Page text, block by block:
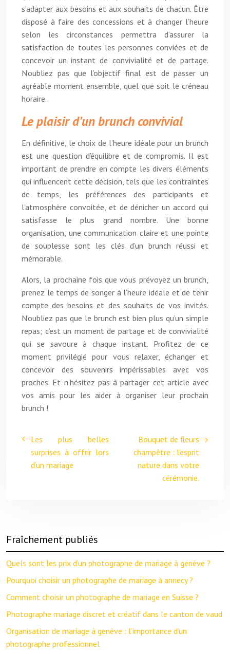
s’adapter aux besoins et aux souhaits de chacun. Être
disposé à faire des concessions et à changer l’heure
selon les circonstances permettra d’assurer la
satisfaction de toutes les personnes conviées et de
concevoir un instant de convivialité et de partage.
N’oubliez pas que l’objectif final est de passer un
agréable moment ensemble, quel que soit le créneau
horaire.
Le plaisir d’un brunch convivial
En définitive, le choix de l’heure idéale pour un brunch
est une question d’équilibre et de compromis. Il est
important de prendre en compte les divers éléments
qui influencent cette décision, tels que les contraintes
de temps, les préférences des participants et
l’atmosphère convoitée, et de dénicher un accord qui
satisfasse le plus grand nombre. Une bonne
organisation, une communication claire et une pointe
de souplesse sont les clés d’un brunch réussi et
mémorable.
Alors, la prochaine fois que vous prévoyez un brunch,
prenez le temps de songer à l’heure idéale et de tenir
compte des besoins et des souhaits de vos invités.
N’oubliez pas que le brunch est bien plus qu’un simple
repas; c’est un moment de partage et de convivialité
qui se savoure à chaque instant. Profitez de ce
moment privilégié pour vous relaxer, échanger et
concevoir des souvenirs impérissables avec vos
proches. Et n’hésitez pas à partager cet article avec
vos amis pour les aider à organiser leur prochain
brunch !
Les plus belles
surprises à offrir lors
d’un mariage
Bouquet de fleurs
champêtre : l’esprit
nature dans votre
cérémonie.
Fraîchement publiés
Quels sont les prix d’un photographe de mariage à genève ?
Pourquoi choisir un photographe de mariage à annecy ?
Comment choisir un photographe de mariage en Suisse ?
Photographe mariage discret et créatif dans le canton de vaud
Organisation de mariage à genève : l’importance d’un
photographe professionnel